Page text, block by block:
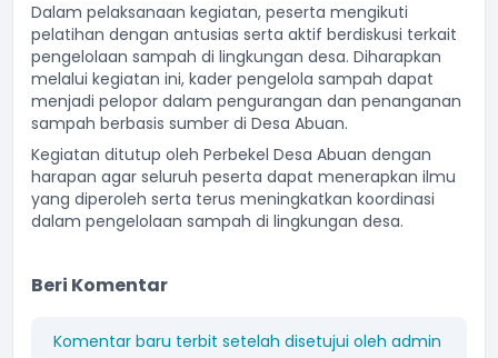
Dalam pelaksanaan kegiatan, peserta mengikuti
pelatihan dengan antusias serta aktif berdiskusi terkait
pengelolaan sampah di lingkungan desa. Diharapkan
melalui kegiatan ini, kader pengelola sampah dapat
menjadi pelopor dalam pengurangan dan penanganan
sampah berbasis sumber di Desa Abuan.
Kegiatan ditutup oleh Perbekel Desa Abuan dengan
harapan agar seluruh peserta dapat menerapkan ilmu
yang diperoleh serta terus meningkatkan koordinasi
dalam pengelolaan sampah di lingkungan desa.
Beri Komentar
Komentar baru terbit setelah disetujui oleh admin